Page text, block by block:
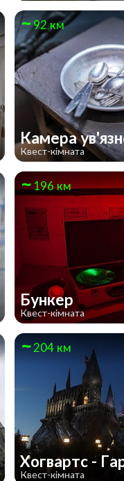
92 км
Камера
Квест-кімната
196 км
Бункер
Квест-кімната
204 км
Хогвартс -
Квест-кімната